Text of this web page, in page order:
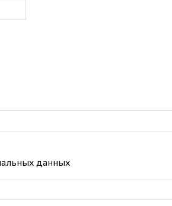
данных